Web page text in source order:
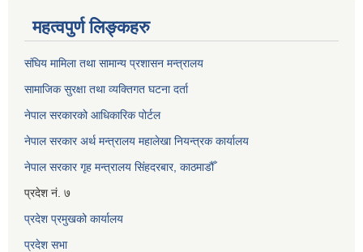
महत्वपुर्ण लिङ्कहरु
संघिय मामिला तथा सामान्य प्रशासन मन्त्रालय
सामाजिक सुरक्षा तथा व्यक्तिगत घटना दर्ता
नेपाल सरकारको आधिकारिक पोर्टल
नेपाल सरकार अर्थ मन्त्रालय महालेखा नियन्त्रक कार्यालय
नेपाल सरकार गृह मन्त्रालय सिंहदरबार, काठमाडौँ
प्रदेश नं. ७
प्रदेश प्रमुखको कार्यालय
प्रदेश सभा